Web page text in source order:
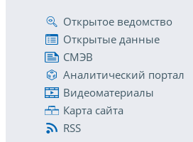
Открытое ведомство
Открытые данные
СМЭВ
Аналитический портал
Видеоматериалы
Карта сайта
RSS